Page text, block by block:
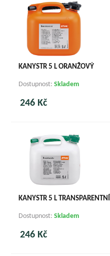
KANYSTR 5 L ORANŽOVÝ
Dostupnost:Skladem
246 Kč
KANYSTR 5 L TRANSPARENTNÍ
Dostupnost:Skladem
246 Kč